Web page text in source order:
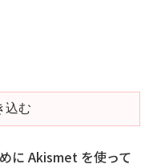
込む
に Akismet を使って